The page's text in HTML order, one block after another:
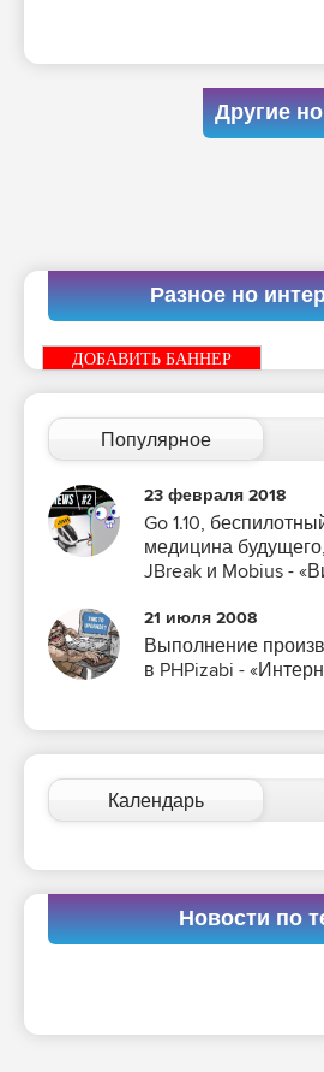
Другие
Разное но
ДОБАВИТЬ БАННЕР
Популярное
23 февраля 2018
Go 1.10,
медицина
JBreak и Mobius -
21 июля 2008
Выполнение
в PHPizabi -
Календарь
Новости по